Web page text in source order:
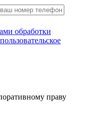
обработки
пользовательское
праву